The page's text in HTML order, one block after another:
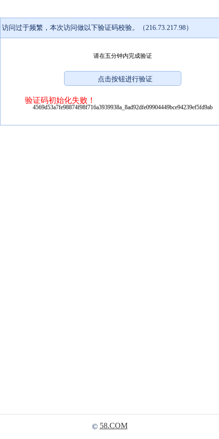
访问过于频繁，本次访问做以下验证码校验。（216.73.217.98）
请在五分钟内完成验证
验证码初始化失败！
4569d53a7fe98874f98f716a3939938a_8ad92dfe09904449bce94239ef5fd9ab
© 58.COM